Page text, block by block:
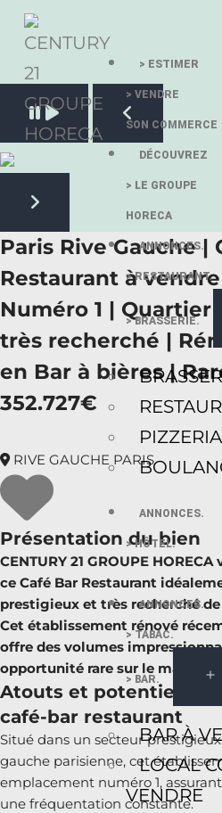
> ESTIMER
> VENDRE
SON COMMERCE
DÉCOUVREZ
> LE GROUPE
HORECA
ANNONCES.
> RESTAURANT.
> BRASSERIE.
ANNONCES.
> HÔTEL.
ANNONCES.
> TABAC.
> BAR.
BAR À
LOCAL
VENDRE
Pause slide rotation
Resume slidePrevious
Next slide
Paris Rive Gauche |
Restaurant à
Numéro 1 |
très recherché |
en Bar à bières |
352.727€
RIVE GAUCHE PARIS
Présentation du bien
CENTURY 21 GROUPE
ce Café Bar Restaurant
prestigieux et très recherché
Cet établissement rénové
offre des volumes
opportunité rare sur le marché.
Atouts et potentiels de
café-bar restaurant
Situé dans un secteur
gauche parisienne, cet
emplacement numéro 1,
une fréquentation constante.